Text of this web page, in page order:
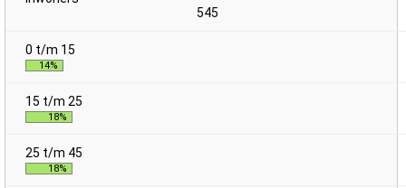
545
14%
18%
18%